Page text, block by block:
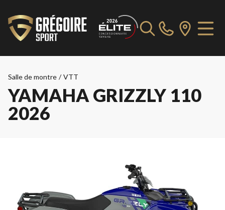
Salle de montre / VTT
YAMAHA GRIZZLY 110
2026